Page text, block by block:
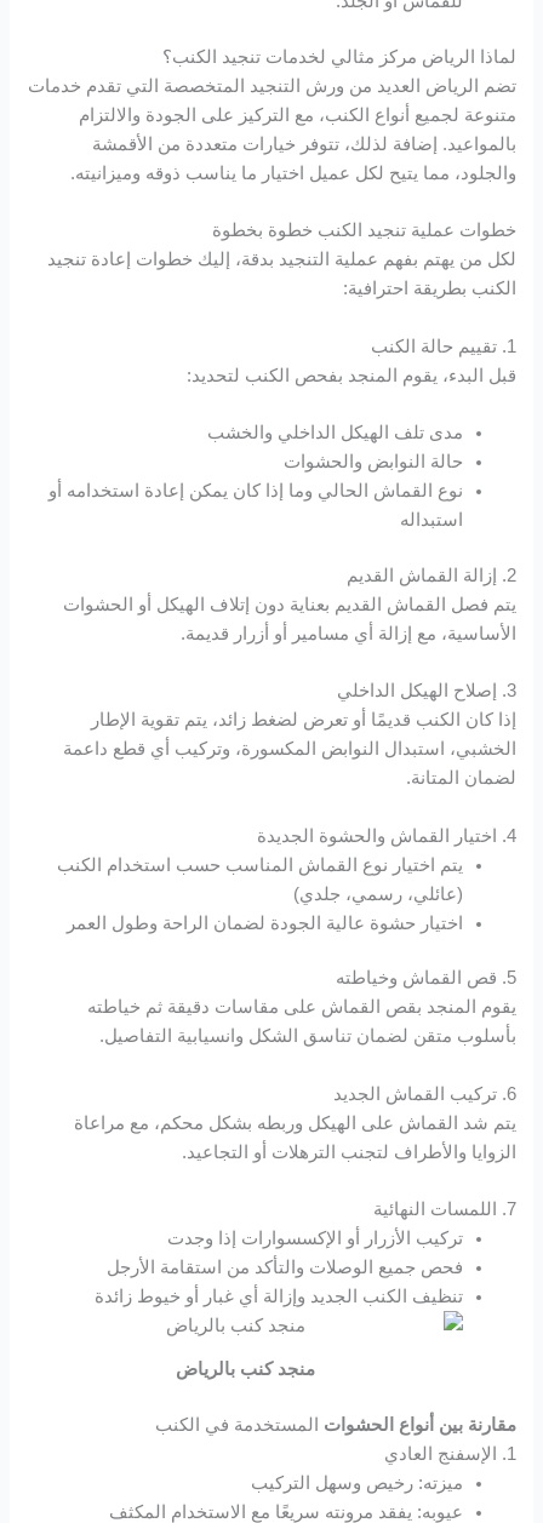
Hacklink
Hacklink
Hacklink panel
Hacklink panel
Hacklink
Hacklink
Hacklink
Hacklink panel
Hacklink panel
Hacklink panel
Hacklink panel
Hacklink panel
Hacklink panel
Hacklink panel
Hacklink panel
Hacklink panel
Hacklink panel
Hacklink
Hacklink panel
لماذا الرياض مركز مثالي لخدمات تنجيد الكنب؟
تضم الرياض العديد من ورش التنجيد المتخصصة التي تقدم خدمات
متنوعة لجميع أنواع الكنب، مع التركيز على الجودة والالتزام
بالمواعيد. إضافة لذلك، تتوفر خيارات متعددة من الأقمشة
والجلود، مما يتيح لكل عميل اختيار ما يناسب ذوقه وميزانيته.
خطوات عملية تنجيد الكنب خطوة بخطوة
لكل من يهتم بفهم عملية التنجيد بدقة، إليك خطوات إعادة تنجيد
الكنب بطريقة احترافية:
1. تقييم حالة الكنب
قبل البدء، يقوم المنجد بفحص الكنب لتحديد:
مدى تلف الهيكل الداخلي والخشب
حالة النوابض والحشوات
نوع القماش الحالي وما إذا كان يمكن إعادة استخدامه أو
استبداله
2. إزالة القماش القديم
يتم فصل القماش القديم بعناية دون إتلاف الهيكل أو الحشوات
الأساسية، مع إزالة أي مسامير أو أزرار قديمة.
3. إصلاح الهيكل الداخلي
إذا كان الكنب قديمًا أو تعرض لضغط زائد، يتم تقوية الإطار
الخشبي، استبدال النوابض المكسورة، وتركيب أي قطع داعمة
لضمان المتانة.
4. اختيار القماش والحشوة الجديدة
يتم اختيار نوع القماش المناسب حسب استخدام الكنب
(عائلي، رسمي، جلدي)
اختيار حشوة عالية الجودة لضمان الراحة وطول العمر
5. قص القماش وخياطته
يقوم المنجد بقص القماش على مقاسات دقيقة ثم خياطته
بأسلوب متقن لضمان تناسق الشكل وانسيابية التفاصيل.
6. تركيب القماش الجديد
يتم شد القماش على الهيكل وربطه بشكل محكم، مع مراعاة
الزوايا والأطراف لتجنب الترهلات أو التجاعيد.
7. اللمسات النهائية
تركيب الأزرار أو الإكسسوارات إذا وجدت
فحص جميع الوصلات والتأكد من استقامة الأرجل
تنظيف الكنب الجديد وإزالة أي غبار أو خيوط زائدة
منجد كنب بالرياض
مقارنة بين أنواع الحشوات المستخدمة في الكنب
1. الإسفنج العادي
ميزته: رخيص وسهل التركيب
عيوبه: يفقد مرونته سريعًا مع الاستخدام المكثف